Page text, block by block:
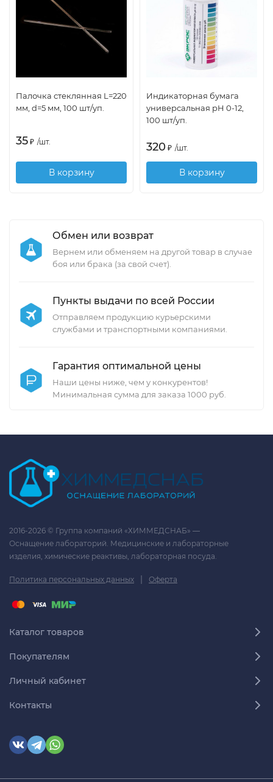
Палочка стеклянная L=220
мм, d=5 мм, 100 шт/уп.
35 ₽ /шт.
В корзину
Индикаторная бумага
универсальная pH 0-12,
100 шт/уп.
320 ₽ /шт.
В корзину
Обмен или возврат
Вернем или обменяем на другой товар в случае
боя или брака (за свой счет).
Пункты выдачи по всей России
Отправляем продукцию курьерскими
службами и транспортными компаниями.
Гарантия оптимальной цены
Наши цены ниже, чем у конкурентов!
Минимальная сумма для заказа 1000 руб.
2016-2026 © Группа компаний «ХИММЕДСНАБ» —
Оснащение лабораторий. Медицинские и лабораторные
изделия, химические реактивы, лабораторная посуда.
Политика персональных данных | Оферта
Каталог товаров
Покупателям
Личный кабинет
Контакты